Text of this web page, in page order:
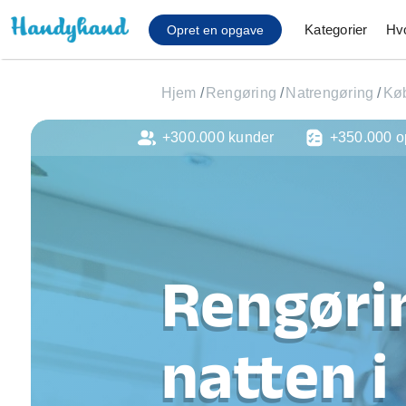
Opret en opgave Kategorier
Affaldsfjernelse
Gulvlaminering
Hårde hvidevare
Hjælp til mobil, pc, tv
Installation af ildsted
Møbelsamling og
Ophængning af
Hjem / Rengøring / Natrengøring /
natten i
+300.000 kunder +350.000